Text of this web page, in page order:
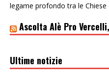
legame profondo tra le Chiese
Ascolta Alè Pro
Ultime notizie